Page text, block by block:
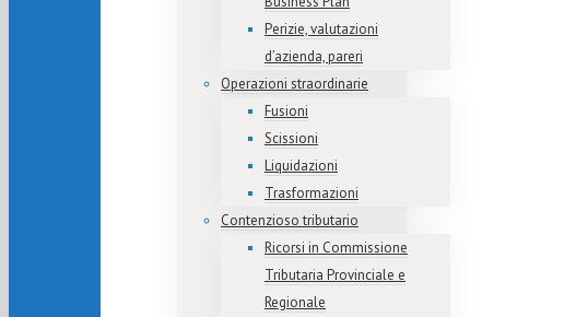
Perizie, valutazioni
d’azienda, pareri
Operazioni straordinarie
Fusioni
Scissioni
Liquidazioni
Trasformazioni
Contenzioso tributario
Ricorsi in Commissione
Tributaria Provinciale e
Regionale